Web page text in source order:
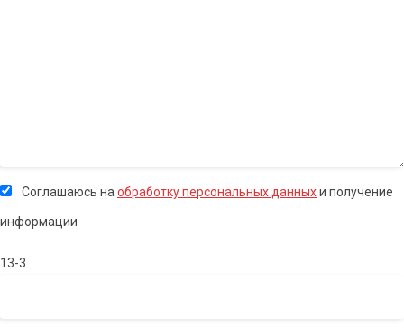
Соглашаюсь на обработку персональных данныхи получение
информации
13-3